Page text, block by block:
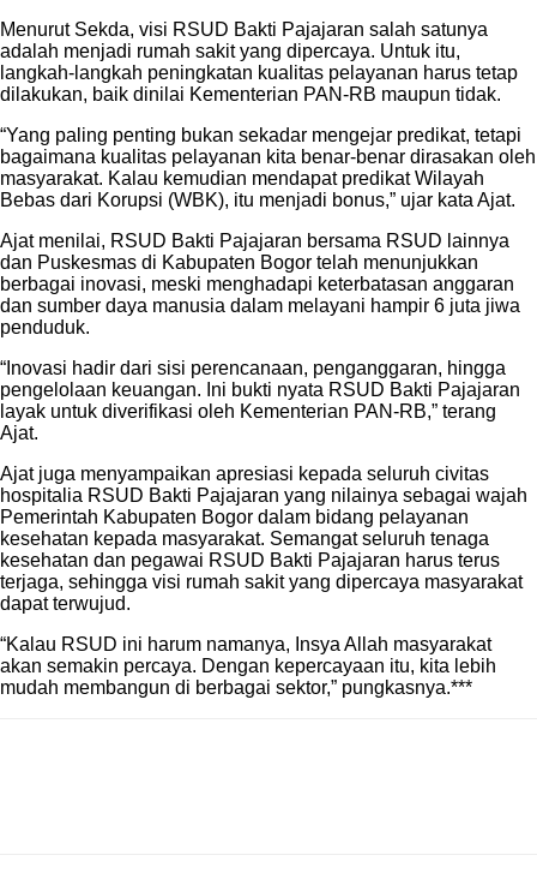
Menurut Sekda, visi RSUD Bakti Pajajaran salah satunya
adalah menjadi rumah sakit yang dipercaya. Untuk itu,
langkah-langkah peningkatan kualitas pelayanan harus tetap
dilakukan, baik dinilai Kementerian PAN-RB maupun tidak.
“Yang paling penting bukan sekadar mengejar predikat, tetapi
bagaimana kualitas pelayanan kita benar-benar dirasakan oleh
masyarakat. Kalau kemudian mendapat predikat Wilayah
Bebas dari Korupsi (WBK), itu menjadi bonus,” ujar kata Ajat.
Ajat menilai, RSUD Bakti Pajajaran bersama RSUD lainnya
dan Puskesmas di Kabupaten Bogor telah menunjukkan
berbagai inovasi, meski menghadapi keterbatasan anggaran
dan sumber daya manusia dalam melayani hampir 6 juta jiwa
penduduk.
“Inovasi hadir dari sisi perencanaan, penganggaran, hingga
pengelolaan keuangan. Ini bukti nyata RSUD Bakti Pajajaran
layak untuk diverifikasi oleh Kementerian PAN-RB,” terang
Ajat.
Ajat juga menyampaikan apresiasi kepada seluruh civitas
hospitalia RSUD Bakti Pajajaran yang nilainya sebagai wajah
Pemerintah Kabupaten Bogor dalam bidang pelayanan
kesehatan kepada masyarakat. Semangat seluruh tenaga
kesehatan dan pegawai RSUD Bakti Pajajaran harus terus
terjaga, sehingga visi rumah sakit yang dipercaya masyarakat
dapat terwujud.
“Kalau RSUD ini harum namanya, Insya Allah masyarakat
akan semakin percaya. Dengan kepercayaan itu, kita lebih
mudah membangun di berbagai sektor,” pungkasnya.***